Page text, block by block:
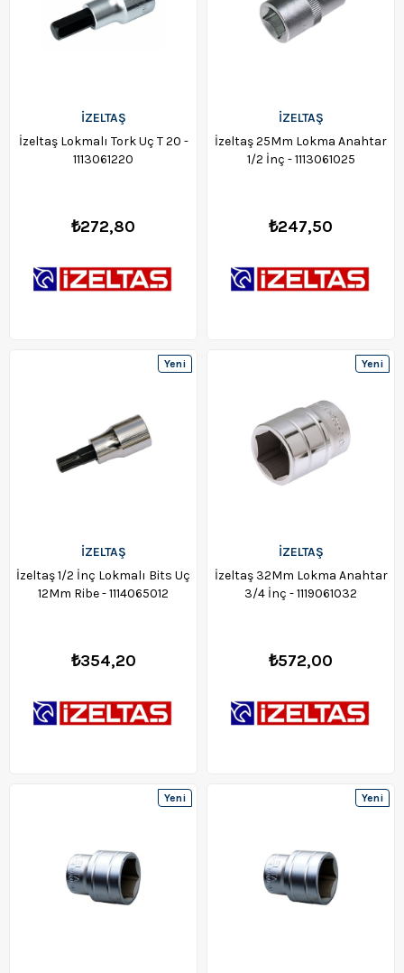
İZELTAŞ
İzeltaş Lokmalı Tork Uç T 20 -
1113061220
₺272,80
İZELTAŞ
İzeltaş 25Mm Lokma Anahtar
1/2 İnç - 1113061025
₺247,50
İZELTAŞ
İzeltaş 1/2 İnç Lokmalı Bits Uç
12Mm Ribe - 1114065012
₺354,20
Yeni
İZELTAŞ
İzeltaş 32Mm Lokma Anahtar
3/4 İnç - 1119061032
₺572,00
Yeni
Yeni
Yeni